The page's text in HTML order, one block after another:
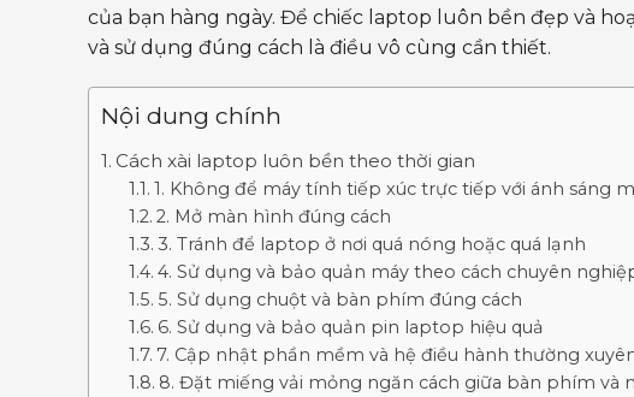
của bạn hàng ngày. Để chiếc laptop luôn bền đẹp và
và sử dụng đúng cách là điều vô cùng cần thiết.
Nội dung chính
Cách xài laptop luôn bền theo thời gian
1. Không để máy tính tiếp xúc trực tiếp với ánh sáng
2. Mở màn hình đúng cách
3. Tránh để laptop ở nơi quá nóng hoặc quá lạnh
4. Sử dụng và bảo quản máy theo cách chuyên
5. Sử dụng chuột và bàn phím đúng cách
6. Sử dụng và bảo quản pin laptop hiệu quả
7. Cập nhật phần mềm và hệ điều hành thường
8. Đặt miếng vải mỏng ngăn cách giữa bàn phím và